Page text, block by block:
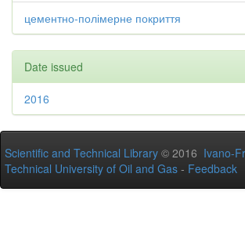
цементно-полімерне покриття
Date issued
2016
Scientific and Technical Library © 2016 Ivano-
Technical University of Oil and Gas - Feedback